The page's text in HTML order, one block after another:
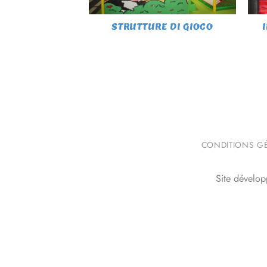
STRUTTURE DI GIOCO
CONDITIONS
Site